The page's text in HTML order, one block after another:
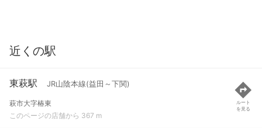
近くの駅
東萩駅 JR山陰本線(益田～下関)
萩市大字椿東
このページの店舗から 367 m
ルート
を見る